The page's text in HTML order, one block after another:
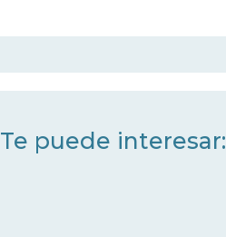
Te puede interesar: